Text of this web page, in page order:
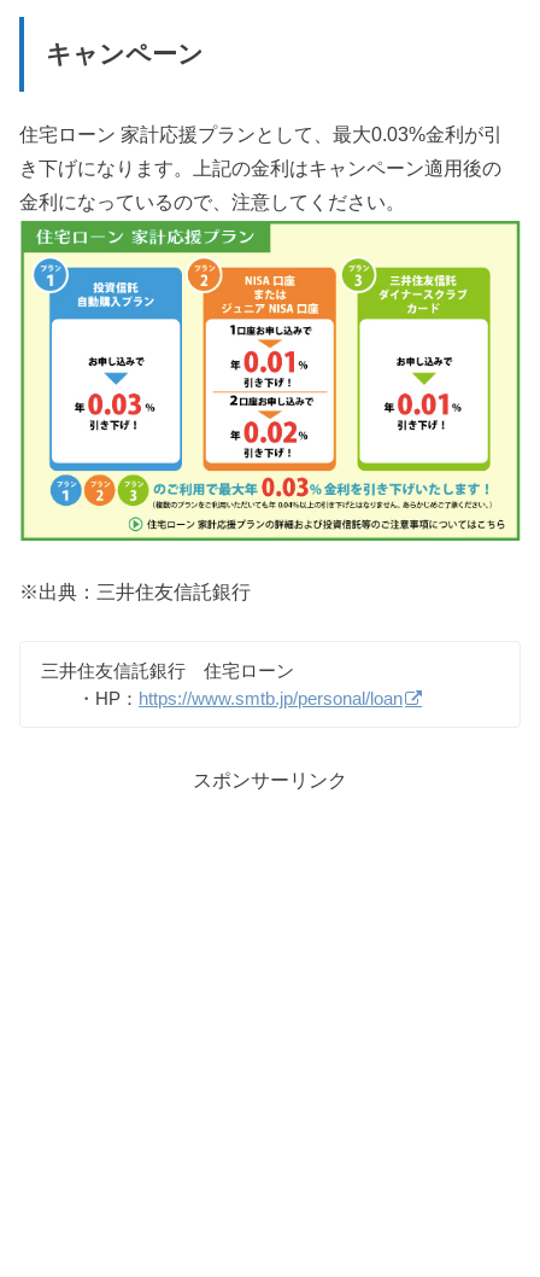
キャンペーン
住宅ローン 家計応援プランとして、最大0.03%金利が引
き下げになります。上記の金利はキャンペーン適用後の
金利になっているので、注意してください。
※出典：三井住友信託銀行
三井住友信託銀行 住宅ローン
・HP： https://www.smtb.jp/personal/loan
スポンサーリンク